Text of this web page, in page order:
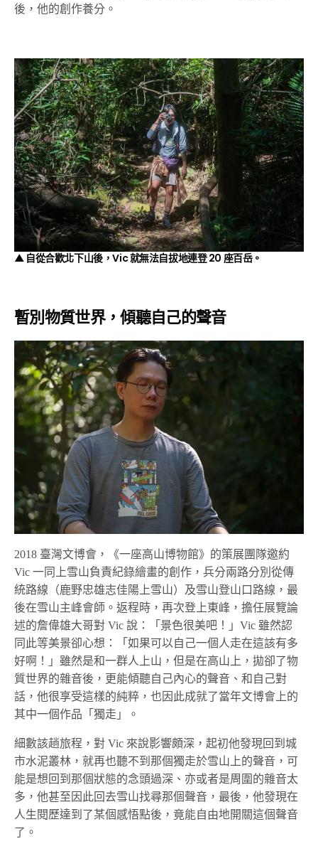
後，他的創作養分。
▲ 自從合歡北下山後，Vic 就無法自拔地連登 20 座百岳。
暫別物質世界，傾聽自己的聲音
2018 臺灣文博會，《一座高山博物館》的策展團隊邀約
Vic 一同上雪山負責紀錄繪畫的創作，兵分兩路分別從傳
統路線（鹿野忠雄志佳陽上雪山）及雪山登山口路線，最
後在雪山主峰會師。返程時，再次登上東峰，擔任展覽論
述的詹偉雄大哥對 Vic 說：「景色很美吧！」Vic 雖然認
同此等美景卻心想：「如果可以自己一個人走在這該有多
好啊！」雖然是和一群人上山，但是在高山上，拋卻了物
質世界的雜音後，更能傾聽自己內心的聲音、和自己對
話，他很享受這樣的純粹，也因此成就了當年文博會上的
其中一個作品「獨走」。
細數該趟旅程，對 Vic 來說影響頗深，起初他發現回到城
市水泥叢林，就再也聽不到那個獨走於雪山上的聲音，可
能是想回到那個狀態的念頭過深、亦或者是周圍的雜音太
多，他甚至因此回去雪山找尋那個聲音，最後，他發現在
人生閱歷達到了某個感悟點後，竟能自由地開關這個聲音
了。